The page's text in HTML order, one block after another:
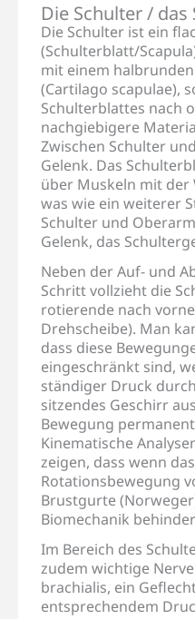
Die Schulter /
Die Schulter ist ein
(Schulterblatt/
mit einem
(Cartilago scapulae),
Schulterblattes nach
nachgiebigere
Zwischen Schulter
Gelenk. Das
über Muskeln mit der
was wie ein weiterer
Schulter und
Gelenk, das
Neben der Auf- und
Schritt vollzieht die
rotierende nach
Drehscheibe). Man
dass diese
eingeschränkt sind,
ständiger Druck
sitzendes Geschirr
Bewegung
Kinematische
zeigen, dass wenn
Rotationsbewegung
Brustgurte
Biomechanik
Im Bereich des
zudem wichtige
brachialis, ein
entsprechendem